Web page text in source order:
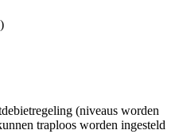
(niveaus worden
traploos worden ingesteld